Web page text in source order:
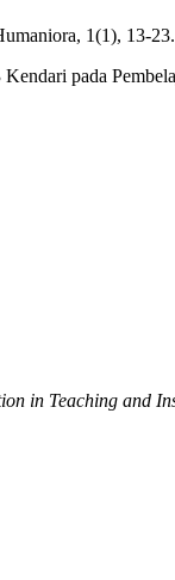
1(1), 13-23.
pada
in Teaching and